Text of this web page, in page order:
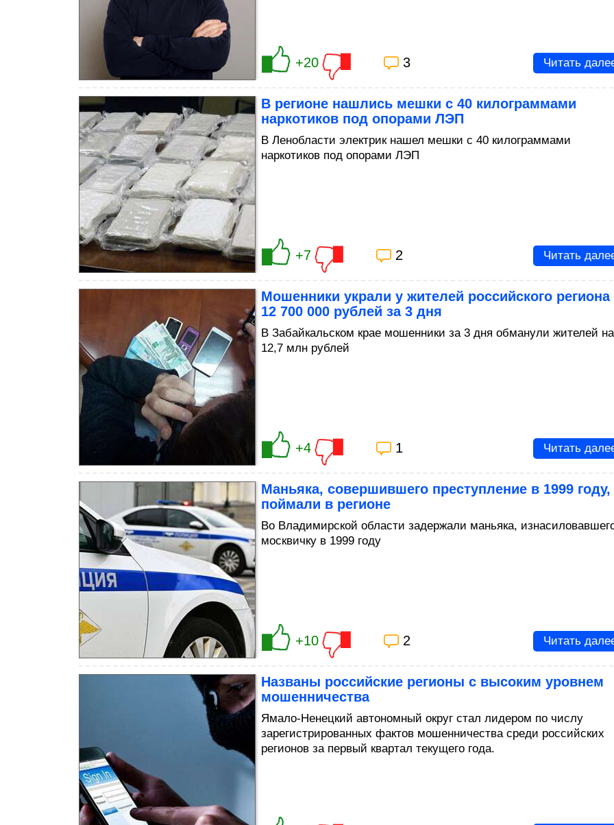
+20 3 Читать
В регионе нашлись мешки с 40 килограммами
наркотиков под опорами ЛЭП
В Ленобласти электрик нашел мешки с 40 килограммами
наркотиков под опорами ЛЭП
+7 2 Читать
Мошенники украли у жителей российского региона
12 700 000 рублей за 3 дня
В Забайкальском крае мошенники за 3 дня обманули жителей на
12,7 млн рублей
+4 1 Читать
Маньяка, совершившего преступление в 1999 году,
поймали в регионе
Во Владимирской области задержали маньяка,
москвичку в 1999 году
+10 2 Читать
Названы российские регионы с высоким уровнем
мошенничества
Ямало-Ненецкий автономный округ стал лидером по числу
зарегистрированных фактов мошенничества среди российских
регионов за первый квартал текущего года.